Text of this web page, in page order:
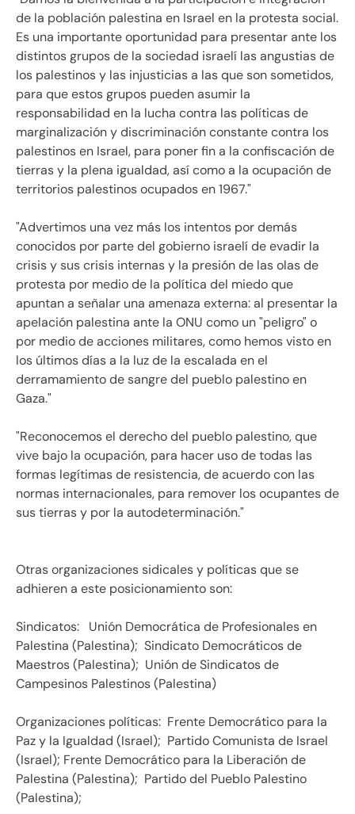
de la población palestina en Israel en la protesta social.
Es una importante oportunidad para presentar ante los
distintos grupos de la sociedad israelí las angustias de
los palestinos y las injusticias a las que son sometidos,
para que estos grupos pueden asumir la
responsabilidad en la lucha contra las políticas de
marginalización y discriminación constante contra los
palestinos en Israel, para poner fin a la confiscación de
tierras y la plena igualdad, así como a la ocupación de
territorios palestinos ocupados en 1967."
"Advertimos una vez más los intentos por demás
conocidos por parte del gobierno israelí de evadir la
crisis y sus crisis internas y la presión de las olas de
protesta por medio de la política del miedo que
apuntan a señalar una amenaza externa: al presentar la
apelación palestina ante la ONU como un "peligro" o
por medio de acciones militares, como hemos visto en
los últimos días a la luz de la escalada en el
derramamiento de sangre del pueblo palestino en
Gaza."
"Reconocemos el derecho del pueblo palestino, que
vive bajo la ocupación, para hacer uso de todas las
formas legítimas de resistencia, de acuerdo con las
normas internacionales, para remover los ocupantes de
sus tierras y por la autodeterminación."
Otras organizaciones sidicales y políticas que se
adhieren a este posicionamiento son:
Sindicatos:
Unión Democrática de Profesionales en
Palestina (Palestina); Sindicato Democráticos de
Maestros (Palestina); Unión de Sindicatos de
Campesinos Palestinos (Palestina)
Organizaciones políticas: Frente Democrático para la
Paz y la Igualdad (Israel); Partido Comunista de Israel
(Israel); Frente Democrático para la Liberación de
Palestina (Palestina); Partido del Pueblo Palestino
(Palestina);